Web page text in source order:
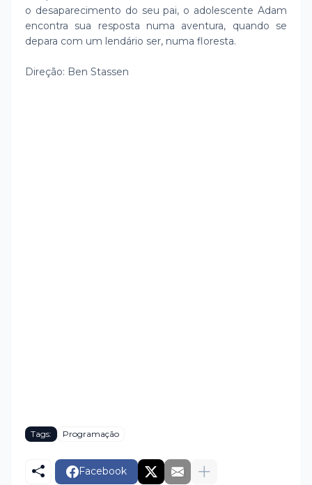
o desaparecimento do seu pai, o adolescente Adam
encontra sua resposta numa aventura, quando se
depara com um lendário ser, numa floresta.
Direção: Ben Stassen
Tags: Programação
Facebook